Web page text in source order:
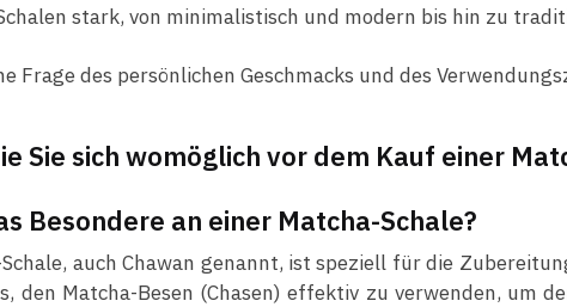
stark, von minimalistisch und modern bis hin zu
Frage des persönlichen Geschmacks und des
Sie sich womöglich vor dem Kauf einer
Besondere an einer Matcha-Schale?
Schale, auch Chawan genannt, ist speziell für die
den Matcha-Besen (Chasen) effektiv zu verwenden, um